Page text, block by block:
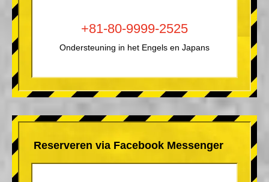
+81-80-9999-2525
Ondersteuning in het Engels en Japans
Reserveren via Facebook Messenger